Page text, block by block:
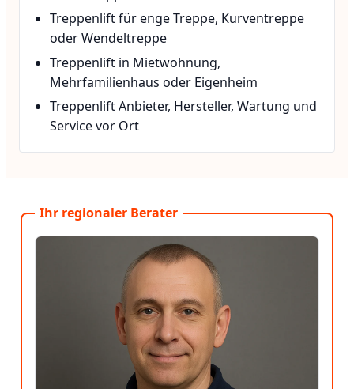
Treppenlift für enge Treppe, Kurventreppe
oder Wendeltreppe
Treppenlift in Mietwohnung,
Mehrfamilienhaus oder Eigenheim
Treppenlift Anbieter, Hersteller, Wartung und
Service vor Ort
Ihr regionaler Berater